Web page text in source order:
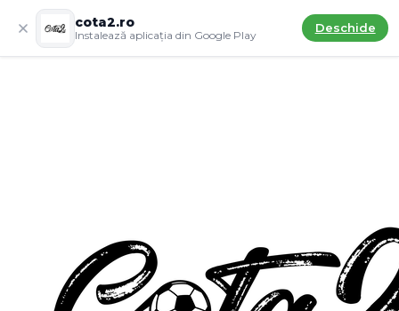
cota2.ro
Instalează aplicația din Google Play Deschide